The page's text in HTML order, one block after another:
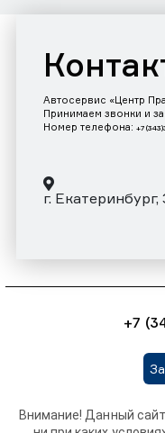
Автосервис «Центр
Принимаем звонки и
Номер телефона: +7
г.
+7
Внимание! Данный